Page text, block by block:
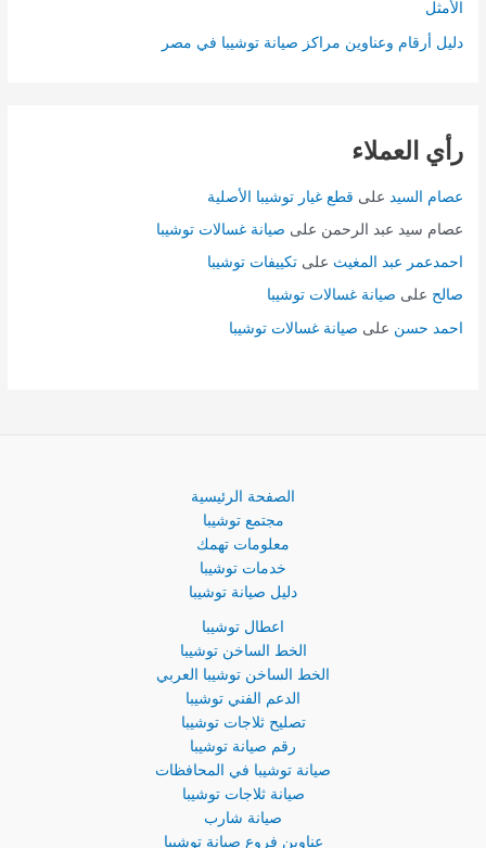
الأمثل
دليل أرقام وعناوين مراكز صيانة توشيبا في مصر
رأي العملاء
عصام السيد على قطع غيار توشيبا الأصلية
عصام سيد عبد الرحمن على صيانة غسالات توشيبا
احمدعمر عبد المغيث علىتكييفات توشيبا
صالح على صيانة غسالات توشيبا
احمد حسن على صيانة غسالات توشيبا
الصفحة الرئيسية
مجتمع توشيبا
معلومات تهمك
خدمات توشيبا
دليل صيانة توشيبا
اعطال توشيبا
الخط الساخن توشيبا
الخط الساخن توشيبا العربي
الدعم الفني توشيبا
تصليح ثلاجات توشيبا
رقم صيانة توشيبا
صيانة توشيبا في المحافظات
صيانة ثلاجات توشيبا
صيانة شارب
عناوين فروع صيانة توشيبا